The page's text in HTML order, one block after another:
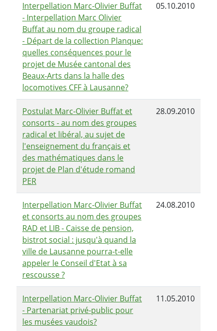
Interpellation Marc-Olivier Buffat
- Interpellation Marc Olivier
Buffat au nom du groupe radical
- Départ de la collection Planque:
quelles conséquences pour le
projet de Musée cantonal des
Beaux-Arts dans la halle des
locomotives CFF à Lausanne?
05.10.2010
Postulat Marc-Olivier Buffat et
consorts - au nom des groupes
radical et libéral, au sujet de
l'enseignement du français et
des mathématiques dans le
projet de Plan d'étude romand
PER
28.09.2010
Interpellation Marc-Olivier Buffat
et consorts au nom des groupes
RAD et LIB - Caisse de pension,
bistrot social : jusqu'à quand la
ville de Lausanne pourra-t-elle
appeler le Conseil d'Etat à sa
rescousse ?
24.08.2010
Interpellation Marc-Olivier Buffat
- Partenariat privé-public pour
les musées vaudois?
11.05.2010